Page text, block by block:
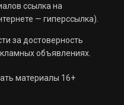
ссылка на
— гиперссылка).
за достоверность
объявлениях.
материалы 16+